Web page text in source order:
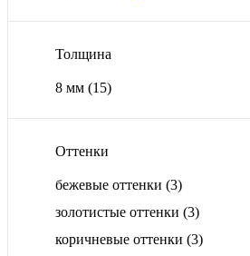
Толщина
8 мм (15)
Оттенки
бежевые оттенки (3)
золотистые оттенки (3)
коричневые оттенки (3)